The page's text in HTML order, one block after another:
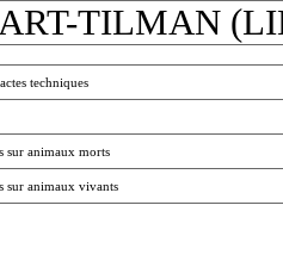
TILMAN
techniques
sur animaux morts
sur animaux vivants